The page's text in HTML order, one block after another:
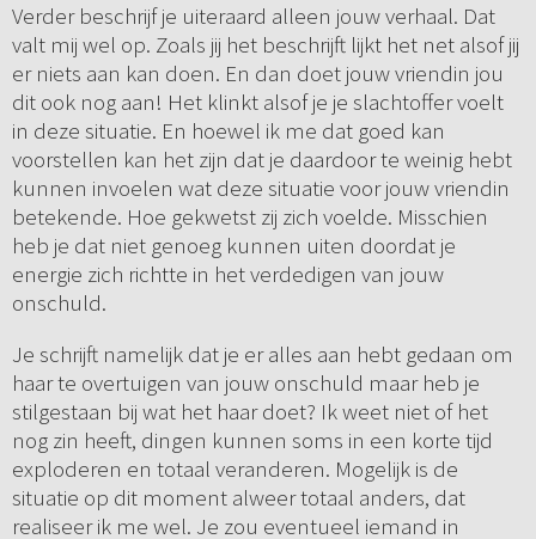
Verder beschrijf je uiteraard alleen jouw verhaal. Dat
valt mij wel op. Zoals jij het beschrijft lijkt het net alsof jij
er niets aan kan doen. En dan doet jouw vriendin jou
dit ook nog aan! Het klinkt alsof je je slachtoffer voelt
in deze situatie. En hoewel ik me dat goed kan
voorstellen kan het zijn dat je daardoor te weinig hebt
kunnen invoelen wat deze situatie voor jouw vriendin
betekende. Hoe gekwetst zij zich voelde. Misschien
heb je dat niet genoeg kunnen uiten doordat je
energie zich richtte in het verdedigen van jouw
onschuld.
Je schrijft namelijk dat je er alles aan hebt gedaan om
haar te overtuigen van jouw onschuld maar heb je
stilgestaan bij wat het haar doet? Ik weet niet of het
nog zin heeft, dingen kunnen soms in een korte tijd
exploderen en totaal veranderen. Mogelijk is de
situatie op dit moment alweer totaal anders, dat
realiseer ik me wel. Je zou eventueel iemand in